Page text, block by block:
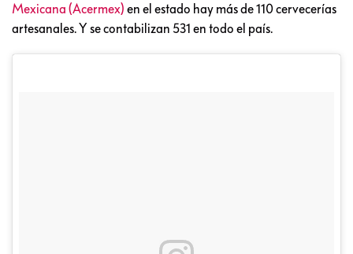
Mexicana (Acermex) en el estado hay más de 110 cervecerías
artesanales. Y se contabilizan 531 en todo el país.